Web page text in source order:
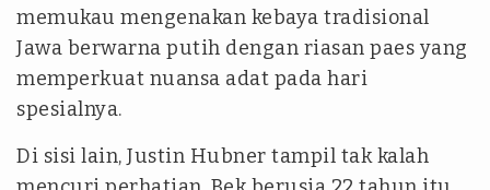
memukau mengenakan kebaya tradisional
Jawa berwarna putih dengan riasan paes yang
memperkuat nuansa adat pada hari
spesialnya.
Di sisi lain, Justin Hubner tampil tak kalah